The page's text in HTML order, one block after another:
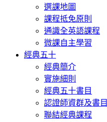
選課地圖
課程抵免原則
通識全英語課程
微課自主學習
經典五十
經典簡介
實施細則
經典五十書目
認證師資群及書目
聯結經典課程